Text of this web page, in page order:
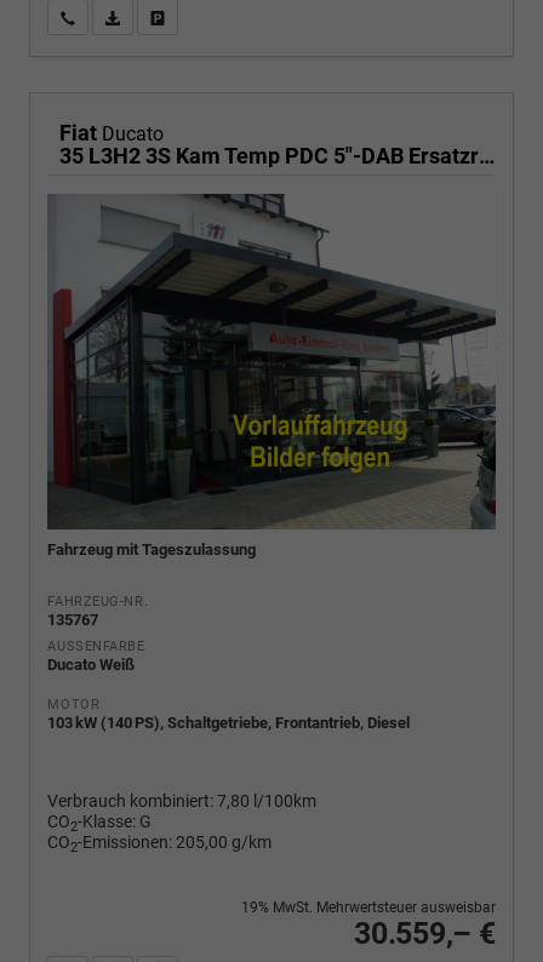
Wir rufen Sie anPDF-Fahrzeugexposé drucken
Fiat Ducato
35 L3H2 3S Kam Temp PDC 5"-DAB Ersatzrad
Fahrzeug mit Tageszulassung
FAHRZEUG-NR.
135767
AUSSENFARBE
Ducato Weiß
MOTOR
103 kW (140 PS), Schaltgetriebe, Frontantrieb, Diesel
Verbrauch kombiniert:7,80 l/100km
CO2-Klasse: G
CO2-Emissionen: 205,00 g/km
30.559,– €
19% MwSt. Mehrwertsteuer ausweisbar